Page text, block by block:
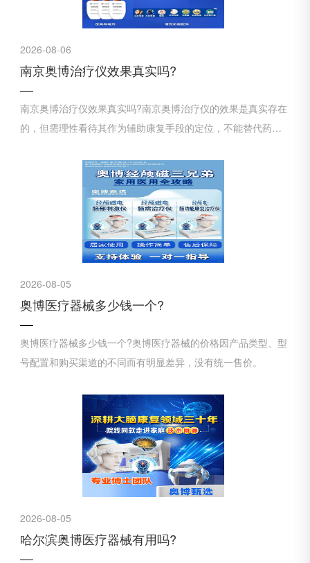
2026-08-06
南京奥博治疗仪效果真实吗?
南京奥博治疗仪效果真实吗?南京奥博治疗仪的效果是真实存在
的，但需理性看待其作为辅助康复手段的定位，不能替代药物
2026-08-05
奥博医疗器械多少钱一个?
奥博医疗器械多少钱一个?奥博医疗器械的价格因产品类型、型
号配置和购买渠道的不同而有明显差异，没有统一售价。
2026-08-05
哈尔滨奥博医疗器械有用吗?